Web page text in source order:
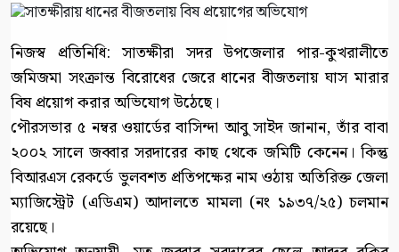
নিজস্ব প্রতিনিধি: সাতক্ষীরা সদর উপজেলার পার-কুখরালীতে
জমিজমা সংক্রান্ত বিরোধের জেরে ধানের বীজতলায় ঘাস মারার
বিষ প্রয়োগ করার অভিযোগ উঠেছে।
পৌরসভার ৫ নম্বর ওয়ার্ডের বাসিন্দা আবু সাইদ জানান, তাঁর বাবা
২০০২ সালে জব্বার সরদারের কাছ থেকে জমিটি কেনেন। কিন্তু
বিআরএস রেকর্ডে ভুলবশত প্রতিপক্ষের নাম ওঠায় অতিরিক্ত জেলা
ম্যাজিস্ট্রেট (এডিএম) আদালতে মামলা (নং ১৯৩৭/২৫) চলমান
রয়েছে।